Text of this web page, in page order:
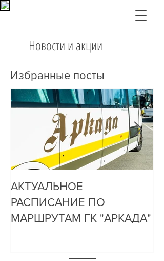
Новости и акции
Избранные посты
АКТУАЛЬНОЕ
РАСПИСАНИЕ ПО
МАРШРУТАМ ГК "АРКАДА"